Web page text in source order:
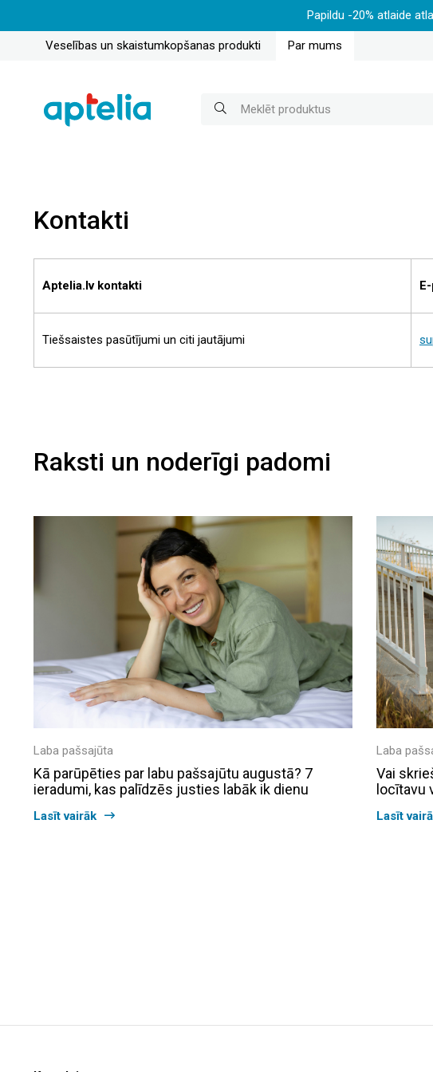
Papildu -20% atlaide
Veselības un skaistumkopšanas produkti Par mums
Kontakti
Aptelia.lv kontakti
Tiešsaistes pasūtījumi un citi jautājumi
Raksti un noderīgi padomi
Laba pašsajūta
Kā parūpēties par labu pašsajūtu augustā? 7
ieradumi, kas palīdzēs justies labāk ik dienu
Lasīt vairāk
Laba
Vai
locītavu
Lasīt